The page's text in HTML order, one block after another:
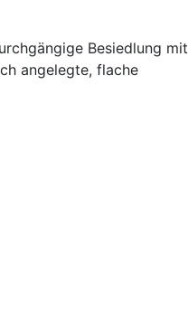
Besiedlung mit
angelegte, flache